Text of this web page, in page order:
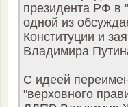
президента РФ в
одной из
Конституции и
Владимира
С идеей
"верховного